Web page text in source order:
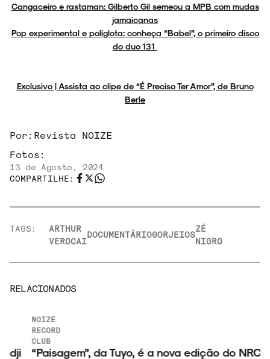
Cangaceiro e rastaman: Gilberto Gil semeou a MPB com mudas
jamaicanas
Pop experimental e poliglota: conheça “Babel”, o primeiro disco
do duo 131
Exclusivo | Assista ao clipe de “É Preciso Ter Amor”, de Bruno
Berle
Por: Revista NOIZE
Fotos:
13 de Agosto, 2024
COMPARTILHE:
TAGS:
ARTHUR
VEROCAI
DOCUMENTÁRIOGORJEIOS
ZÉ
NIGRO
RELACIONADOS
NOIZE
RECORD
“Paisagem”, da Tuyo, é a nova edição do NRC+!